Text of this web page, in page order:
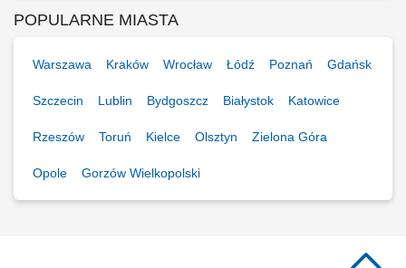
POPULARNE MIASTA
Warszawa Kraków Wrocław Łódź Poznań Gdańsk
Szczecin Lublin Bydgoszcz Białystok Katowice
Rzeszów Toruń Kielce Olsztyn Zielona Góra
Opole Gorzów Wielkopolski